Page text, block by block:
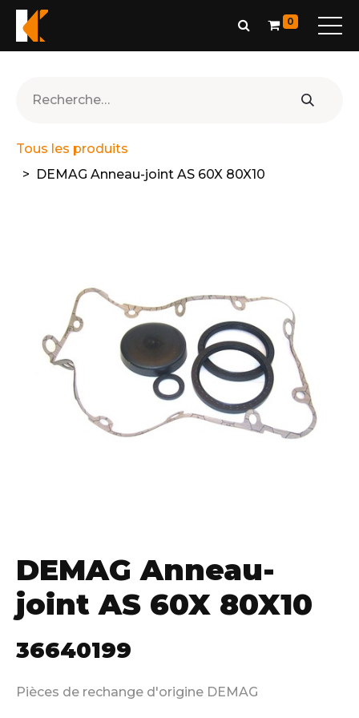
0
Tous les produits
DEMAG Anneau-joint AS 60X 80X10
DEMAG Anneau-
joint AS 60X 80X10
36640199
Pièces de rechange d'origine DEMAG